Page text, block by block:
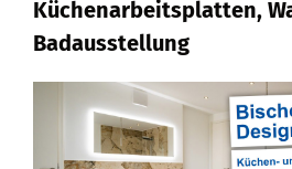
Küchenarbeitsplatten,
Badausstellung
Naturstein für
Bischoff Stein + Design
✓Küchenarbeitsplatte,